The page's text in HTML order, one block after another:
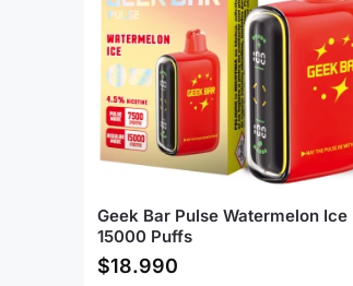
Geek Bar Pulse Watermelon Ice
15000 Puffs
$18.990